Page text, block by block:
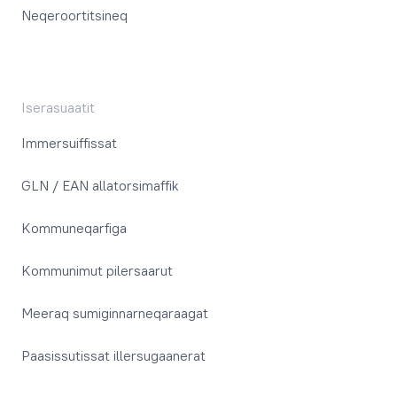
Neqeroortitsineq
Iserasuaatit
Immersuiffissat
GLN / EAN allatorsimaffik
Kommuneqarfiga
Kommunimut pilersaarut
Meeraq sumiginnarneqaraagat
Paasissutissat illersugaanerat